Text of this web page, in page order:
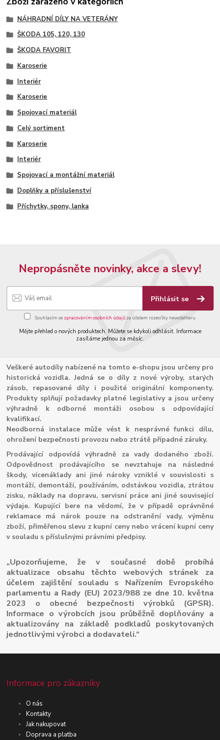
NÁHRADNÍ DÍLY NA VETERÁNY
ŠKODA 105, 120, 130
ŠKODA FAVORIT
Karoserie
Interiér
Karoserie
Spojovací materiál
Celý sortiment
Karoserie
Interiér
Spojovací a montážní materiál
Doplňky a příslušenství
Příchytky, spony, lanka
Nepropásněte novinky, akce a slevy!
Přihlásit se
Souhlasím se zpracováním osobních údajůza účelem rozesílky newsletteru.
Mějte přehled o nových produktech. Můžete se kdykoli odhlásit. Informace
zasíláme jednou za měsíc.
Veškeré autodíly nabízené na tomto e-shopu jsou určeny pro
historická vozidla. Jedná se o díly z nové výroby, starých
zásob, repasované díly i použité originální komponenty.
Produkty splňují požadavky platné legislativy a jsou určeny
výhradně k odborné montáži osobou s odpovídající
kvalifikací.
Neodborná instalace může vést k nesprávné funkci dílu,
ohrožení bezpečnosti provozu nebo ztrátě případné záruky.
Prodávající odpovídá výhradně za vady dodaného zboží.
Odpovědnost prodávajícího se nevztahuje na následné
škody, vícenáklady ani jiné nároky vzniklé v souvislosti s
montáží, demontáží, používáním, odstávkou vozidla, ztrátou
zisku, náklady na dopravu, servisní práce ani jiné související
výdaje. Kupující bere na vědomí, že v případě oprávněné
reklamace má nárok pouze na odstranění vady, výměnu
zboží, přiměřenou slevu z kupní ceny nebo vrácení kupní ceny
v souladu s příslušnými právními předpisy.
„Upozorňujeme, že v současné době probíhá
aktualizace obsahu těchto webových stránek za
účelem zajištění souladu s Nařízením Evropského
parlamentu a Rady (EU) 2023/988 ze dne 10. května
2023 o obecné bezpečnosti výrobků (GPSR).
Informace o výrobcích jsou průběžně doplňovány a
aktualizovány na základě podkladů poskytovaných
jednotlivými výrobci a dodavateli.“
Informace pro zákazníky
O nás
Kontakty
Jak nakupovat
Doprava a platba